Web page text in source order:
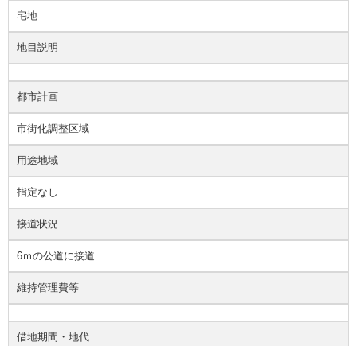
宅地
地目説明
都市計画
市街化調整区域
用途地域
指定なし
接道状況
6ｍの公道に接道
維持管理費等
借地期間・地代